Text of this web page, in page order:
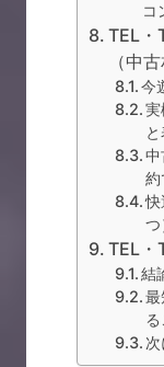
コ
TEL・
（中
今
約
つ
TEL・
結
る